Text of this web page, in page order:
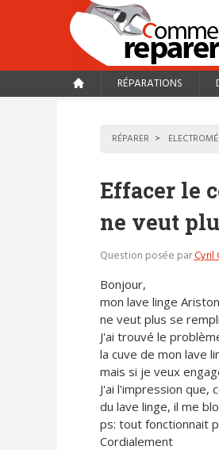
RÉPARATIONS
RÉPARER
Effacer le
ne veut
Question posée parCyril
Bonjour,
mon lave linge
ne veut plus se
J'ai trouvé le
la cuve de mon lave
mais si je veux
J'ai l'impression
du lave linge, il me
ps: tout fonctionnait
Cordialement